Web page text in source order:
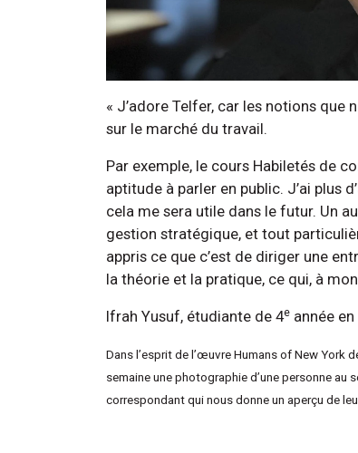
« J’adore Telfer, car les notions que
sur le marché du travail.
Par exemple, le cours Habiletés de
aptitude à parler en public. J’ai plus
cela me sera utile dans le futur. Un
gestion stratégique, et tout
appris ce que c’est de diriger une
la théorie et la pratique, ce qui, à
Ifrah Yusuf, étudiante de 4e année
Dans l’esprit de l’œuvre Humans of New York
semaine une photographie d’une personne au
correspondant qui nous donne un aperçu de